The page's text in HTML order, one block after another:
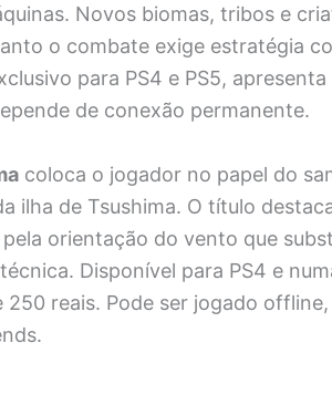
Novos biomas, tribos e
o combate exige estratégia
para PS4 e PS5,
de conexão permanente.
coloca o jogador no papel do
ilha de Tsushima. O título
orientação do vento que
Disponível para PS4 e
250 reais. Pode ser jogado